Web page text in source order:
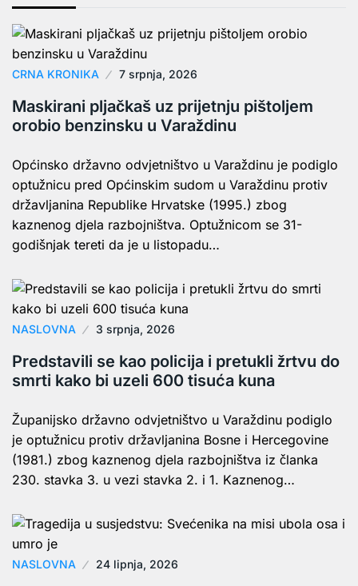
CRNA KRONIKA 7 srpnja, 2026
Maskirani pljačkaš uz prijetnju pištoljem
orobio benzinsku u Varaždinu
Općinsko državno odvjetništvo u Varaždinu je podiglo
optužnicu pred Općinskim sudom u Varaždinu protiv
državljanina Republike Hrvatske (1995.) zbog
kaznenog djela razbojništva. Optužnicom se 31-
godišnjak tereti da je u listopadu…
NASLOVNA 3 srpnja, 2026
Predstavili se kao policija i pretukli žrtvu do
smrti kako bi uzeli 600 tisuća kuna
Županijsko državno odvjetništvo u Varaždinu podiglo
je optužnicu protiv državljanina Bosne i Hercegovine
(1981.) zbog kaznenog djela razbojništva iz članka
230. stavka 3. u vezi stavka 2. i 1. Kaznenog…
NASLOVNA 24 lipnja, 2026